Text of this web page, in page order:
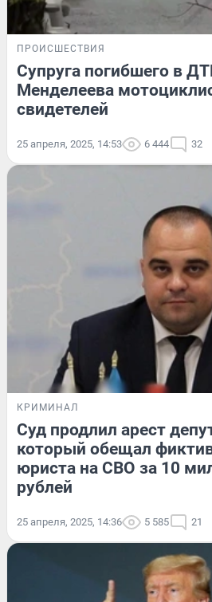
ПРОИСШЕСТВИЯ
Супруга погибшего в
Менделеева
свидетелей
25 апреля, 2025, 14:53 6 444 32
КРИМИНАЛ
Суд продлил арест
который обещал
юриста на СВО за 10
рублей
25 апреля, 2025, 14:36 5 585 21